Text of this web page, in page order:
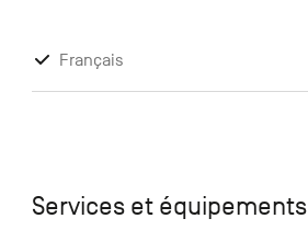
Français
Services et équipements